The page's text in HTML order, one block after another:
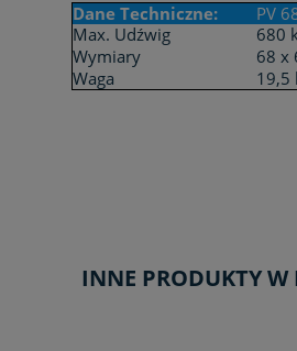
Dane Techniczne:
PV
Max. Udźwig
680
Wymiary
68 x
Waga
19,5
INNE PRODUKTY W